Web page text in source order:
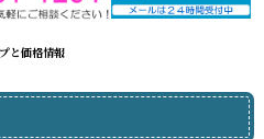
と価格情報